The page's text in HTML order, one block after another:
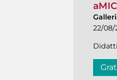
22/08/